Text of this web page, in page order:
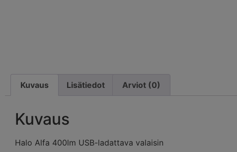
Kuvaus Lisätiedot Arviot (0)
Kuvaus
Halo Alfa 400lm USB-ladattava valaisin